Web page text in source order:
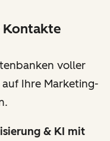
voller
Ihre Marketing-
& KI mit